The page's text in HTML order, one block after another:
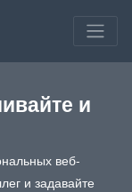
и
веб-
и задавайте